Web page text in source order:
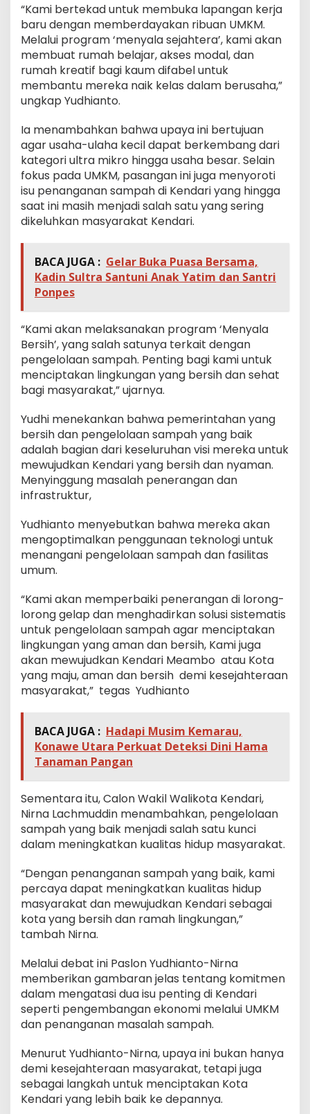
“Kami bertekad untuk membuka lapangan kerja
baru dengan memberdayakan ribuan UMKM.
Melalui program ‘menyala sejahtera’, kami akan
membuat rumah belajar, akses modal, dan
rumah kreatif bagi kaum difabel untuk
membantu mereka naik kelas dalam berusaha,”
ungkap Yudhianto.
Ia menambahkan bahwa upaya ini bertujuan
agar usaha-ulaha kecil dapat berkembang dari
kategori ultra mikro hingga usaha besar. Selain
fokus pada UMKM, pasangan ini juga menyoroti
isu penanganan sampah di Kendari yang hingga
saat ini masih menjadi salah satu yang sering
dikeluhkan masyarakat Kendari.
BACA JUGA : Gelar Buka Puasa Bersama,
Kadin Sultra Santuni Anak Yatim dan Santri
Ponpes
“Kami akan melaksanakan program ‘Menyala
Bersih’, yang salah satunya terkait dengan
pengelolaan sampah. Penting bagi kami untuk
menciptakan lingkungan yang bersih dan sehat
bagi masyarakat,” ujarnya.
Yudhi menekankan bahwa pemerintahan yang
bersih dan pengelolaan sampah yang baik
adalah bagian dari keseluruhan visi mereka untuk
mewujudkan Kendari yang bersih dan nyaman.
Menyinggung masalah penerangan dan
infrastruktur,
Yudhianto menyebutkan bahwa mereka akan
mengoptimalkan penggunaan teknologi untuk
menangani pengelolaan sampah dan fasilitas
umum.
“Kami akan memperbaiki penerangan di lorong-
lorong gelap dan menghadirkan solusi sistematis
untuk pengelolaan sampah agar menciptakan
lingkungan yang aman dan bersih, Kami juga
akan mewujudkan Kendari Meambo atau Kota
yang maju, aman dan bersih demi kesejahteraan
masyarakat,” tegas Yudhianto
BACA JUGA : Hadapi Musim Kemarau,
Konawe Utara Perkuat Deteksi Dini Hama
Tanaman Pangan
Sementara itu, Calon Wakil Walikota Kendari,
Nirna Lachmuddin menambahkan, pengelolaan
sampah yang baik menjadi salah satu kunci
dalam meningkatkan kualitas hidup masyarakat.
“Dengan penanganan sampah yang baik, kami
percaya dapat meningkatkan kualitas hidup
masyarakat dan mewujudkan Kendari sebagai
kota yang bersih dan ramah lingkungan,”
tambah Nirna.
Melalui debat ini Paslon Yudhianto-Nirna
memberikan gambaran jelas tentang komitmen
dalam mengatasi dua isu penting di Kendari
seperti pengembangan ekonomi melalui UMKM
dan penanganan masalah sampah.
Menurut Yudhianto-Nirna, upaya ini bukan hanya
demi kesejahteraan masyarakat, tetapi juga
sebagai langkah untuk menciptakan Kota
Kendari yang lebih baik ke depannya.